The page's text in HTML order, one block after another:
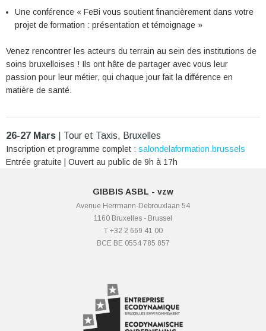
Une conférence « FeBi vous soutient financièrement dans votre
projet de formation : présentation et témoignage »
Venez rencontrer les acteurs du terrain au sein des institutions de
soins bruxelloises ! Ils ont hâte de partager avec vous leur
passion pour leur métier, qui chaque jour fait la différence en
matière de santé.
26-27 Mars | Tour et Taxis, Bruxelles
Inscription et programme complet : salondelaformation.brussels
Entrée gratuite | Ouvert au public de 9h à 17h
GIBBIS ASBL - vzw
Avenue Herrmann-Debrouxlaan 54
1160 Bruxelles - Brussel
T +32 2 669 41 00
BCE BE 0554 785 857